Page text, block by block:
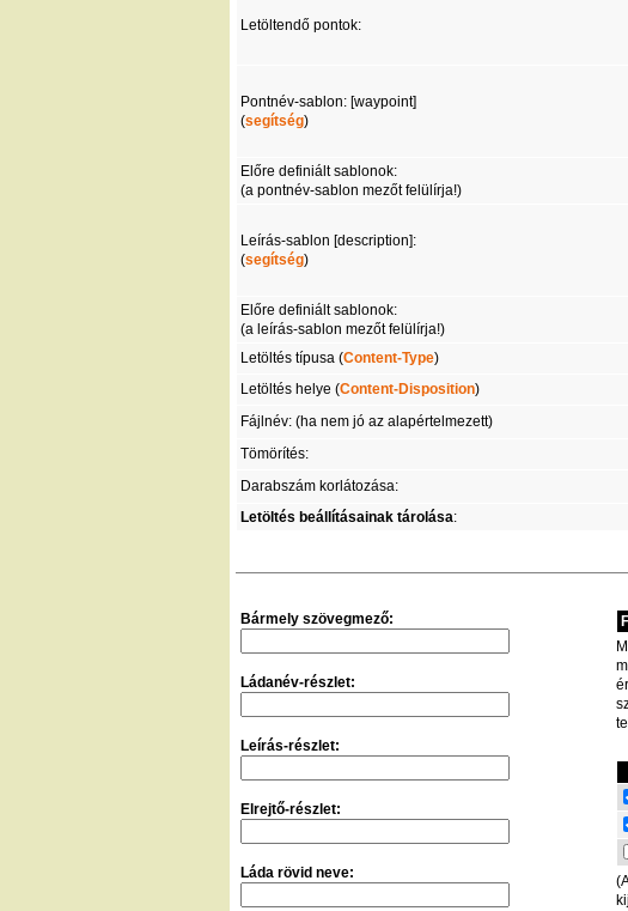
Letöltendő pontok:
Pontnév-sablon: [waypoint]
(segítség)
Előre definiált sablonok:
(a pontnév-sablon mezőt felülírja!)
Leírás-sablon [description]:
(segítség)
Előre definiált sablonok:
(a leírás-sablon mezőt felülírja!)
Letöltés típusa (Content-Type)
Letöltés helye (Content-Disposition)
Fájlnév: (ha nem jó az alapértelmezett)
Tömörítés:
Darabszám korlátozása:
Letöltés beállításainak tárolása:
Bármely szövegmező:
Ládanév-részlet:
Leírás-részlet:
Elrejtő-részlet:
Láda rövid neve: